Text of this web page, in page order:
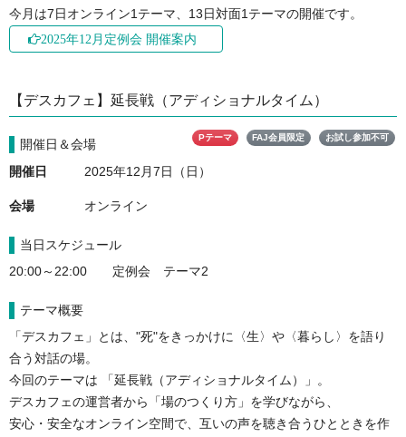
今月は7日オンライン1テーマ、13日対面1テーマの開催です。
2025年12月定例会 開催案内
【デスカフェ】延長戦（アディショナルタイム）
Pテーマ FAJ会員限定 お試し参加不可
開催日＆会場
開催日 2025年12月7日（日）
会場 オンライン
当日スケジュール
テーマ概要
「デスカフェ」とは、"死"をきっかけに〈生〉や〈暮らし〉を語り
合う対話の場。
今回のテーマは 「延長戦（アディショナルタイム）」。
デスカフェの運営者から「場のつくり方」を学びながら、
安心・安全なオンライン空間で、互いの声を聴き合うひとときを作